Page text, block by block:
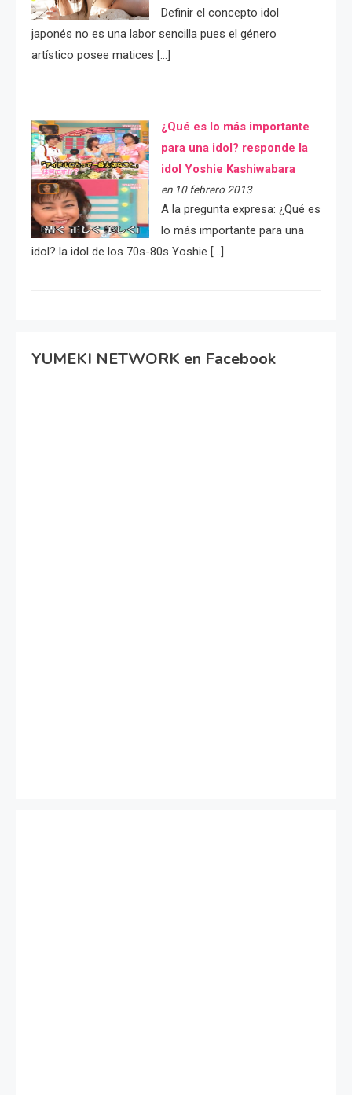
Definir el concepto idol
japonés no es una labor sencilla pues el género
artístico posee matices […]
¿Qué es lo más importante
para una idol? responde la
idol Yoshie Kashiwabara
en 10 febrero 2013
A la pregunta expresa: ¿Qué es
lo más importante para una
idol? la idol de los 70s-80s Yoshie […]
YUMEKI NETWORK en Facebook